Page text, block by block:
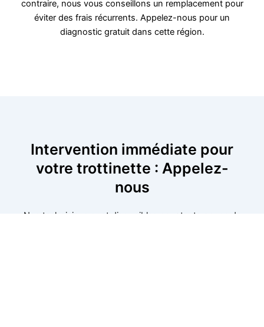
contraire, nous vous conseillons un remplacement pour
éviter des frais récurrents. Appelez-nous pour un
diagnostic gratuit dans cette région.
Intervention immédiate pour
votre trottinette : Appelez-
nous
Nos techniciens sont disponibles pour toute panne de